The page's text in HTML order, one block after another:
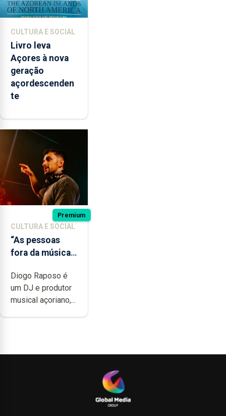
CULTURA E SOCIAL
Livro leva
Açores à nova
geração
açordescenden
te
Premium
CULTURA E SOCIAL
“As pessoas
fora da música
noção do quão
difícil é
produzir uma
música”
Diogo Raposo é
um DJ e produtor
musical açoriano,...